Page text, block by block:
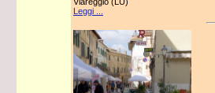
Leggi ...